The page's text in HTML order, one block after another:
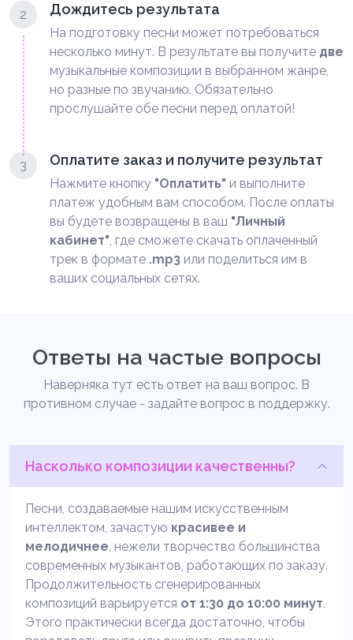
2 Дождитесь результата
На подготовку песни может потребоваться
несколько минут. В результате вы получите две
музыкальные композиции в выбранном жанре,
но разные по звучанию. Обязательно
прослушайте обе песни перед оплатой!
3 Оплатите заказ и получите результат
Нажмите кнопку "Оплатить" и выполните
платеж удобным вам способом. После оплаты
вы будете возвращены в ваш "Личный
кабинет", где сможете скачать оплаченный
трек в формате .mp3 или поделиться им в
ваших социальных сетях.
Ответы на частые вопросы
Наверняка тут есть ответ на ваш вопрос. В
противном случае - задайте вопрос в поддержку.
Насколько композиции качественны?
Песни, создаваемые нашим искусственным
интеллектом, зачастую красивее и
мелодичнее, нежели творчество большинства
современных музыкантов, работающих по заказу.
Продолжительность сгенерированных
композиций варьируется от 1:30 до 10:00 минут.
Этого практически всегда достаточно, чтобы